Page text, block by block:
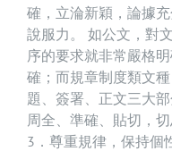
確，立淪新穎，論據
說服力。 如公文，對
序的要求就非常嚴格
確；而規章制度類文
題、簽署、正文三大
周全、準確、貼切，
3．尊重規律，保持個